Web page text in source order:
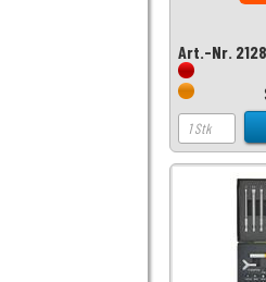
Art.-Nr.